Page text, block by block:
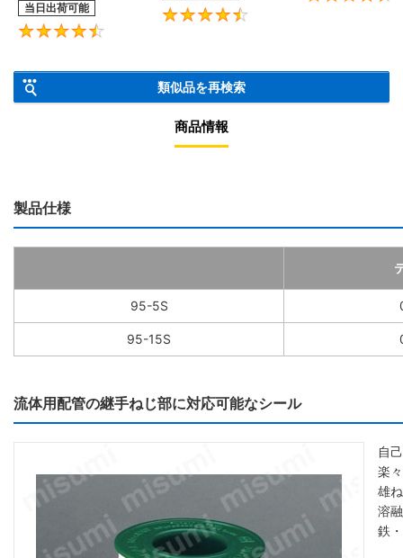
当日出荷可能
類似品を再検索
商品情報
製品仕様
95-5S
95-15S
流体用配管の継手ねじ部に対応可能なシール
自
楽
雄
溶
鉄